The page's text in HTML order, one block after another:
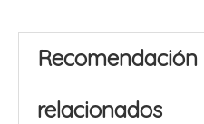
relacionados